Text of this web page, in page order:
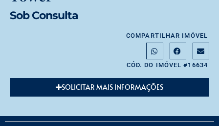
Sob Consulta
COMPARTILHAR IMÓVEL
CÓD. DO IMÓVEL #16634
SOLICITAR MAIS INFORMAÇÕES